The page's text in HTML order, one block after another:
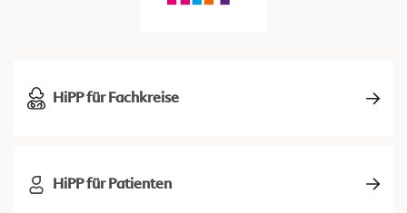
HiPP für Fachkreise
HiPP für Patienten